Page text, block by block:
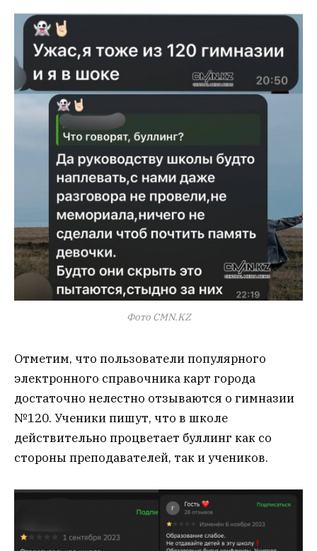
Фото CMN.KZ
Отметим, что пользователи популярного
электронного справочника карт города
достаточно нелестно отзываются о гимназии
№120. Ученики пишут, что в школе
действительно процветает буллинг как со
стороны преподавателей, так и учеников.